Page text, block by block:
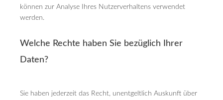
können zur Analyse Ihres Nutzerverhaltens verwendet
werden.
Welche Rechte haben Sie bezüglich Ihrer
Daten?
Sie haben jederzeit das Recht, unentgeltlich Auskunft über